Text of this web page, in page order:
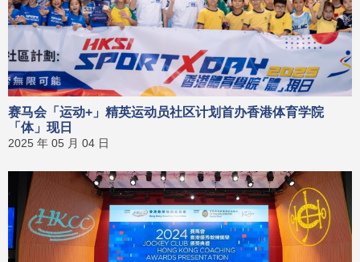
赛马会「运动+」精英运动员社区计划首办香港体育学院
「体」现日
2025 年 05 月 04 日